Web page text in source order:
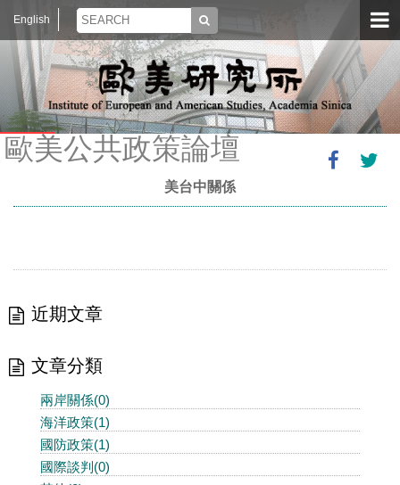
English
歐美公共政策論壇
美台中關係
近期文章
文章分類
兩岸關係(0)
海洋政策(1)
國防政策(1)
國際談判(0)